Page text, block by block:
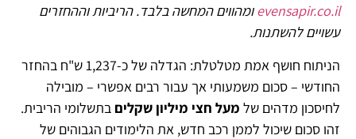
evensapir.co.il ומהווים המחשה בלבד. הריביות וההחזרים
עשויים להשתנות.
הניתוח חושף אמת מטלטלת: הגדלה של כ-1,237 ש"ח בהחזר
החודשי – סכום משמעותי אך עבור רבים אפשרי – מובילה
לחיסכון מדהים של מעל חצי מיליון שקלים בתשלומי הריבית.
זהו סכום שיכול לממן רכב חדש, את הלימודים הגבוהים של